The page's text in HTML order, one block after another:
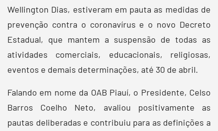
Wellington Dias, estiveram em pauta as medidas de
prevenção contra o coronavírus e o novo Decreto
Estadual, que mantem a suspensão de todas as
atividades comerciais, educacionais, religiosas,
eventos e demais determinações, até 30 de abril.
Falando em nome da OAB Piauí, o Presidente, Celso
Barros Coelho Neto, avaliou positivamente as
pautas deliberadas e contribuiu para as definições a